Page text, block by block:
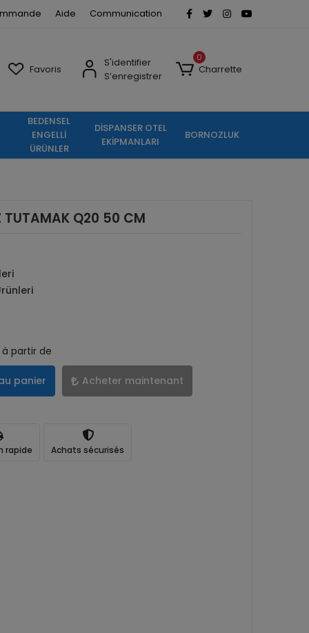
Aide Communication
Favoris
S'identifier
S’enregistrer
0
Charrette
BEDENSEL
ENGELLİ
ÜRÜNLER
DİSPANSER OTEL
EKİPMANLARI
BORNOZLUK
Q20 50 CM
partir de
panier Acheter maintenant
rapide Achats sécurisés